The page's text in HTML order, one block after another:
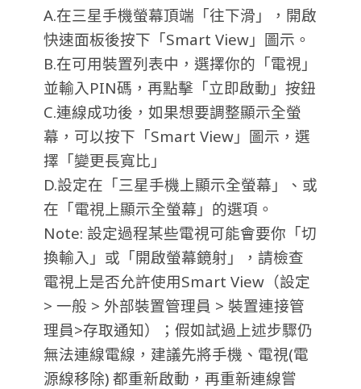
A.在三星手機螢幕頂端「往下滑」，開啟
快速面板後按下「Smart View」圖示。
B.在可用裝置列表中，選擇你的「電視」
並輸入PIN碼，再點擊「立即啟動」按鈕
C.連線成功後，如果想要調整顯示全螢
幕，可以按下「Smart View」圖示，選
擇「變更長寬比」
D.設定在「三星手機上顯示全螢幕」、或
在「電視上顯示全螢幕」的選項。
Note: 設定過程某些電視可能會要你「切
換輸入」或「開啟螢幕鏡射」，請檢查
電視上是否允許使用Smart View（設定
> 一般 > 外部裝置管理員 > 裝置連接管
理員>存取通知）；假如試過上述步驟仍
無法連線電線，建議先將手機、電視(電
源線移除) 都重新啟動，再重新連線嘗